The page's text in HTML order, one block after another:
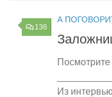
136
А
Из